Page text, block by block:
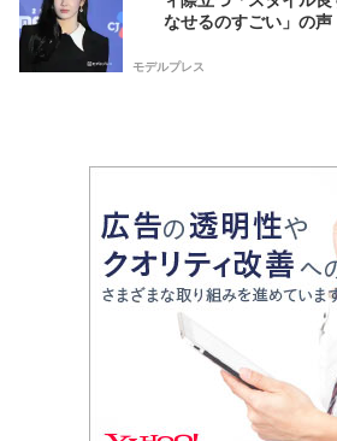
なせるのすごい」の声
モデルプレス